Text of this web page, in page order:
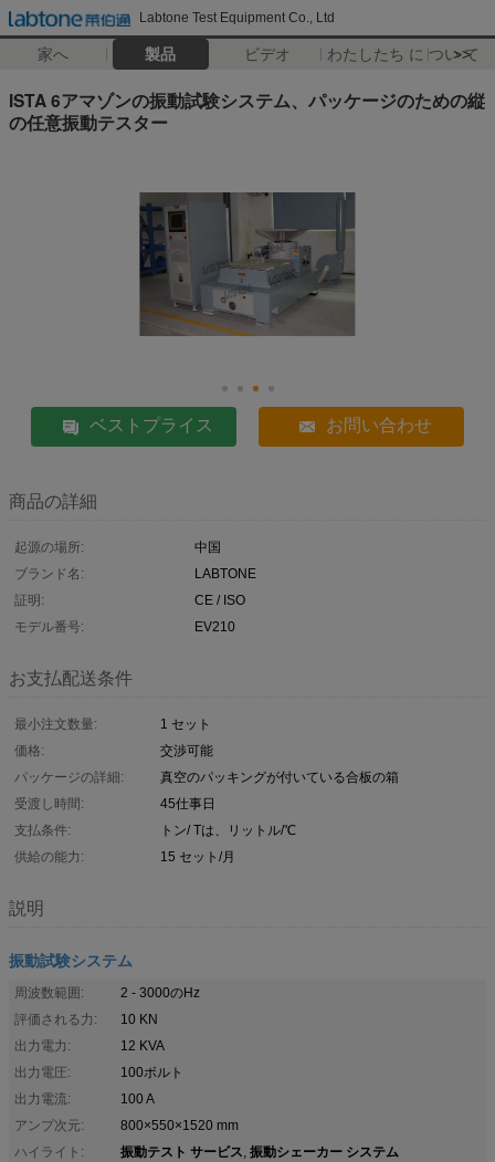
Labtone Test Equipment Co., Ltd
家へ 製品 ビデオ わたしたち に つい て
>>
ISTA 6アマゾンの振動試験システム、パッケージのための縦
の任意振動テスター
ベストプライス お問い合わせ
商品の詳細
起源の場所:
中国
ブランド名:
LABTONE
証明:
CE / ISO
モデル番号:
EV210
お支払配送条件
最小注文数量:
1 セット
価格:
交渉可能
パッケージの詳細:
真空のパッキングが付いている合板の箱
受渡し時間:
45仕事日
支払条件:
トン/ Tは、リットル/℃
供給の能力:
15 セット/月
説明
振動試験システム
周波数範囲:
2 - 3000のHz
評価される力:
10 KN
出力電力:
12 KVA
出力電圧:
100ボルト
出力電流:
100 A
アンプ次元:
800×550×1520 mm
ハイライト:
振動テスト サービス, 振動シェーカー システム